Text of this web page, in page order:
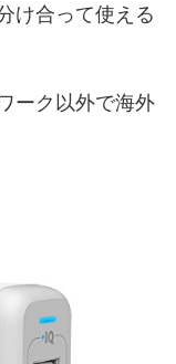
け合って使える
ーク以外で海外